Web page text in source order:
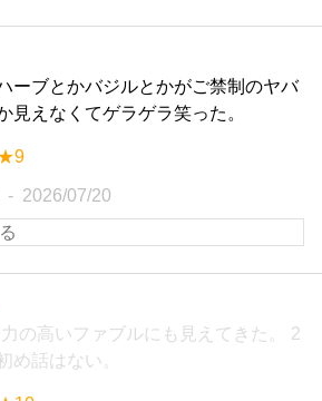
とかバジルとかがご禁制のヤバ
見えなくてゲラゲラ笑った。
2026/07/20
の高いファブルにも見えてきた。 2
め話はない。